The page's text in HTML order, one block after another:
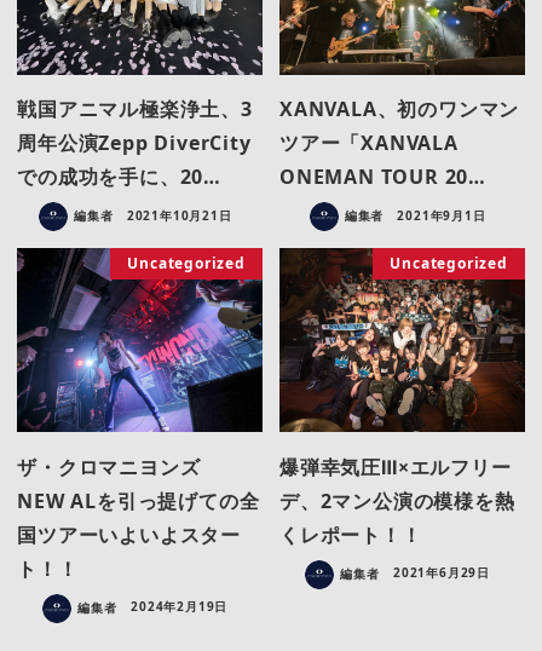
戦国アニマル極楽浄土、3
周年公演Zepp DiverCity
での成功を手に、20…
編集者 2021年10月21日
XANVALA、初のワンマン
ツアー「XANVALA
ONEMAN TOUR 20…
編集者 2021年9月1日
Uncategorized
ザ・クロマニヨンズ
NEW ALを引っ提げての全
国ツアーいよいよスター
ト！！
編集者 2024年2月19日
Uncategorized
爆弾幸気圧Ⅲ×エルフリー
デ、2マン公演の模様を熱
くレポート！！
編集者 2021年6月29日